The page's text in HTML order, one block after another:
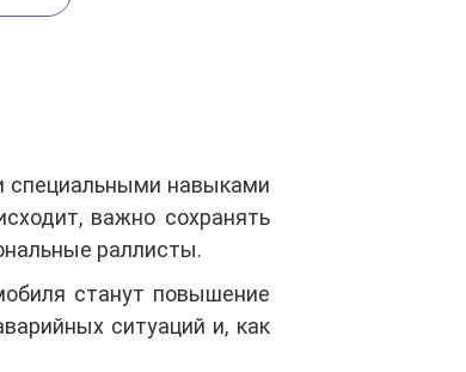
специальными навыками
важно сохранять
раллисты.
станут повышение
ситуаций и, как